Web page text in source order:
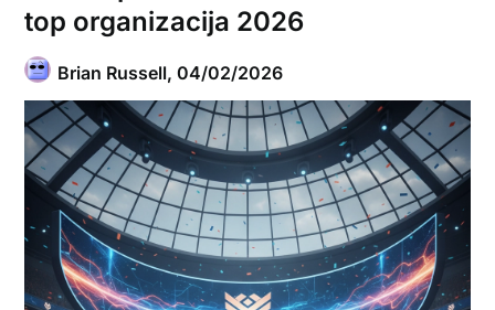
top organizacija 2026
Brian Russell,04/02/2026